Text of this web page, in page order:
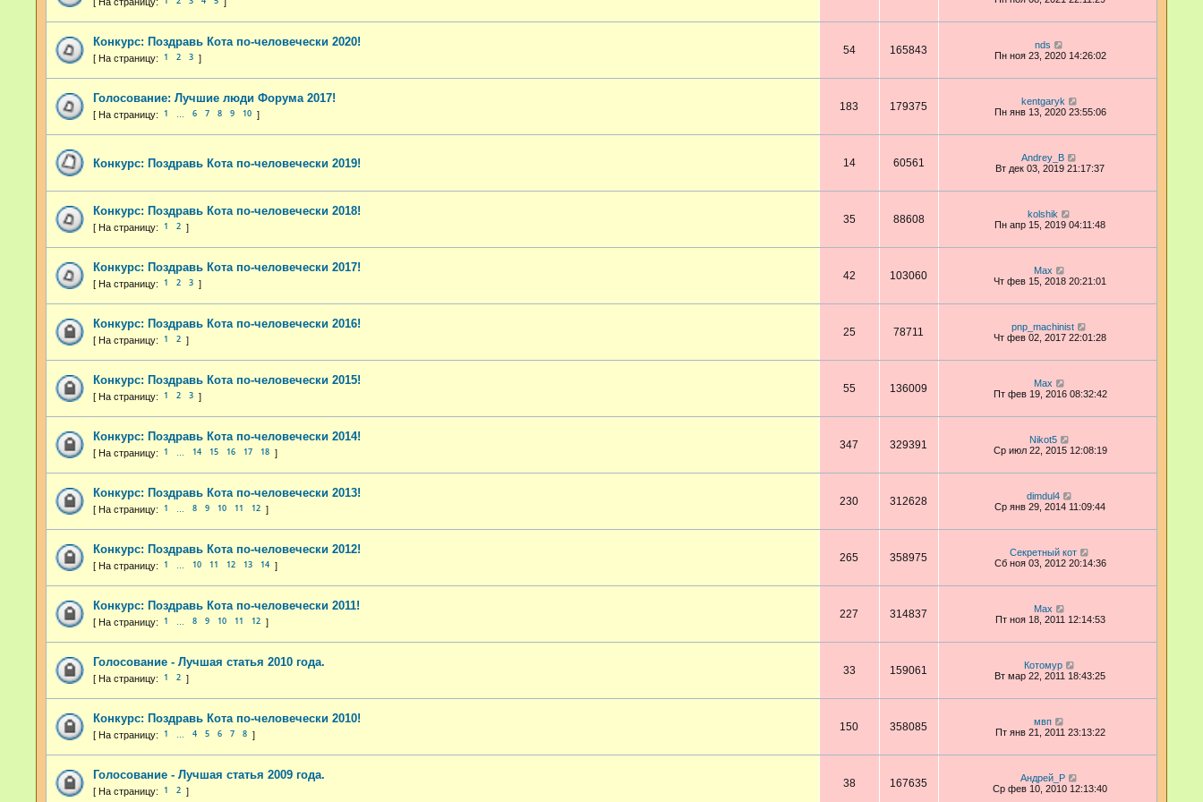
Конкурс: Поздравь Кота по-человечески 2020!
1 2 3
54 165843
nds
Пн ноя 23, 2020 14:26:02
Голосование: Лучшие люди Форума 2017!
1 6 7 8 9 10
183 179375
kentgaryk
Пн янв 13, 2020 23:55:06
Конкурс: Поздравь Кота по-человечески 2019! 14 60561
Andrey_B
Вт дек 03, 2019 21:17:37
Конкурс: Поздравь Кота по-человечески 2018!
1 2
35 88608
kolshik
Пн апр 15, 2019 04:11:48
Конкурс: Поздравь Кота по-человечески 2017!
1 2 3
42 103060
Max
Чт фев 15, 2018 20:21:01
Конкурс: Поздравь Кота по-человечески 2016!
1 2
25 78711
pnp_machinist
Чт фев 02, 2017 22:01:28
Конкурс: Поздравь Кота по-человечески 2015!
1 2 3
55 136009
Max
Пт фев 19, 2016 08:32:42
Конкурс: Поздравь Кота по-человечески 2014!
1 14 15 16 17 18
347 329391
Nikot5
Ср июл 22, 2015 12:08:19
Конкурс: Поздравь Кота по-человечески 2013!
1 8 9 10 11 12
230 312628
dimdul4
Ср янв 29, 2014 11:09:44
Конкурс: Поздравь Кота по-человечески 2012!
1 10 11 12 13 14
265 358975
Секретный кот
Сб ноя 03, 2012 20:14:36
Конкурс: Поздравь Кота по-человечески 2011!
1 8 9 10 11 12
227 314837
Max
Пт ноя 18, 2011 12:14:53
Голосование - Лучшая статья 2010 года.
1 2
33 159061
Котомур
Вт мар 22, 2011 18:43:25
Конкурс: Поздравь Кота по-человечески 2010!
1 4 5 6 7 8
150 358085
мвп
Пт янв 21, 2011 23:13:22
Голосование - Лучшая статья 2009 года.
1 2
38 167635
Андрей_Р
Ср фев 10, 2010 12:13:40